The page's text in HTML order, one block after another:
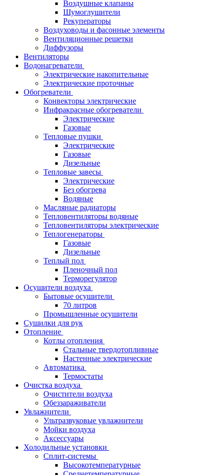
Воздушные клапаны
Шумоглушители
Рекуператоры
Воздуховоды и фасонные элементы
Вентиляционные решетки
Диффузоры
Вентиляторы
Водонагреватели
Электрические накопительные
Электрические проточные
Обогреватели
Конвекторы электрические
Инфракрасные обогреватели
Электрические
Газовые
Тепловые пушки
Электрические
Газовые
Дизельные
Тепловые завесы
Электрические
Без обогрева
Водяные
Масляные радиаторы
Тепловентиляторы водяные
Тепловентиляторы электрические
Теплогенераторы
Газовые
Дизельные
Теплый пол
Пленочный пол
Терморегулятор
Осушители воздуха
Бытовые осушители
70 литров
Промышленные осушители
Сушилки для рук
Отопление
Котлы отопления
Стальные твердотопливные
Настенные электрические
Автоматика
Термостаты
Очистка воздуха
Очистители воздуха
Обеззараживатели
Увлажнители
Ультразвуковые увлажнители
Мойки воздуха
Аксессуары
Холодильные установки
Сплит-системы
Высокотемпературные